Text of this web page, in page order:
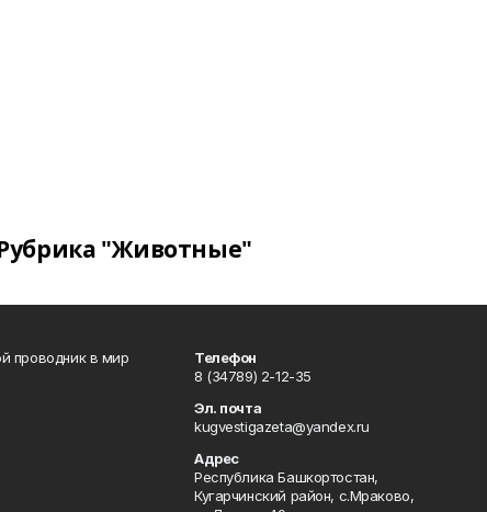
"Животные"
проводник в мир
Телефон
8 (34789) 2-12-35
Эл. почта
kugvestigazeta@yandex.ru
Адрес
Республика Башкортостан,
Кугарчинский район, с.Мраково,